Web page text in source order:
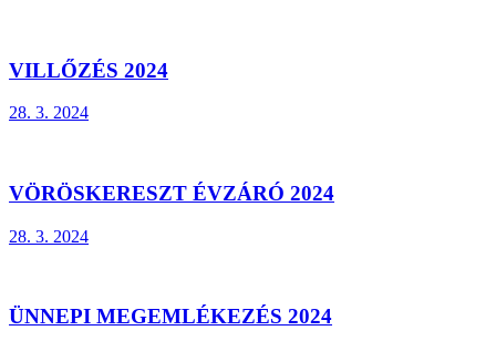
VILLŐZÉS 2024
28. 3. 2024
VÖRÖSKERESZT ÉVZÁRÓ 2024
28. 3. 2024
ÜNNEPI MEGEMLÉKEZÉS 2024